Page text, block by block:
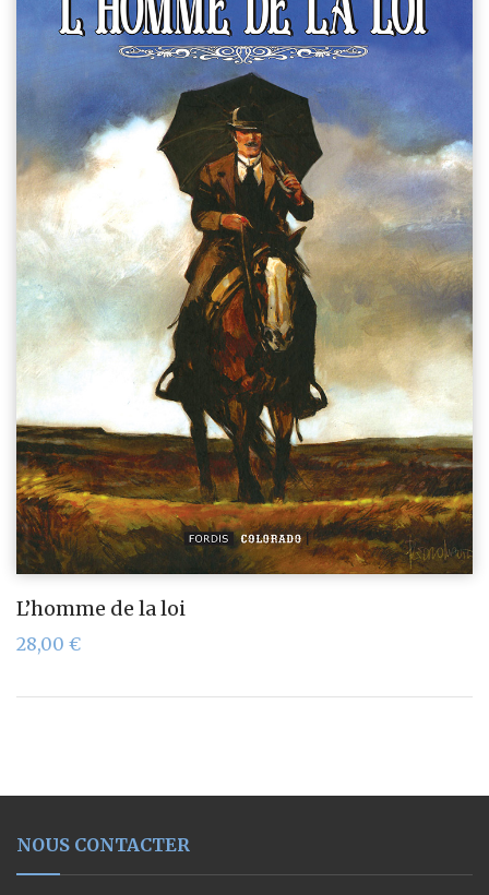
L’homme de la loi
28,00 €
NOUS CONTACTER